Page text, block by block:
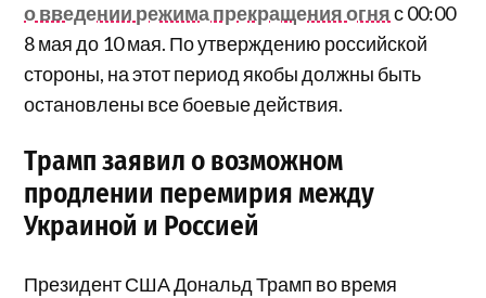
о введении режима прекращения огняс 00:00
8 мая до 10 мая. По утверждению российской
стороны, на этот период якобы должны быть
остановлены все боевые действия.
Трамп заявил о возможном
продлении перемирия между
Украиной и Россией
Президент США Дональд Трамп во время